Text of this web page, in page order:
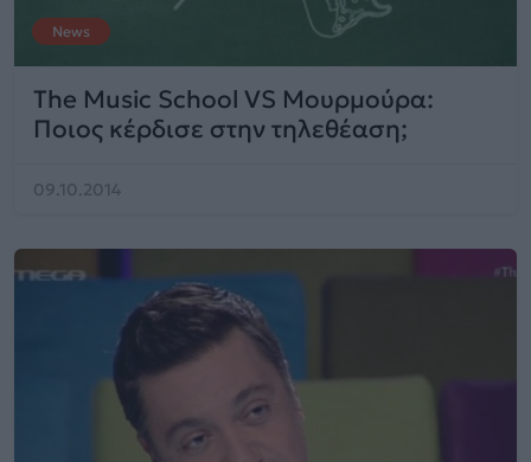
News
The Music School VS Μουρμούρα:
Ποιος κέρδισε στην τηλεθέαση;
09.10.2014